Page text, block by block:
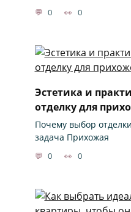
0 0
Эстетика и
отделку для
Почему выбор
задача Прихожая
0 0